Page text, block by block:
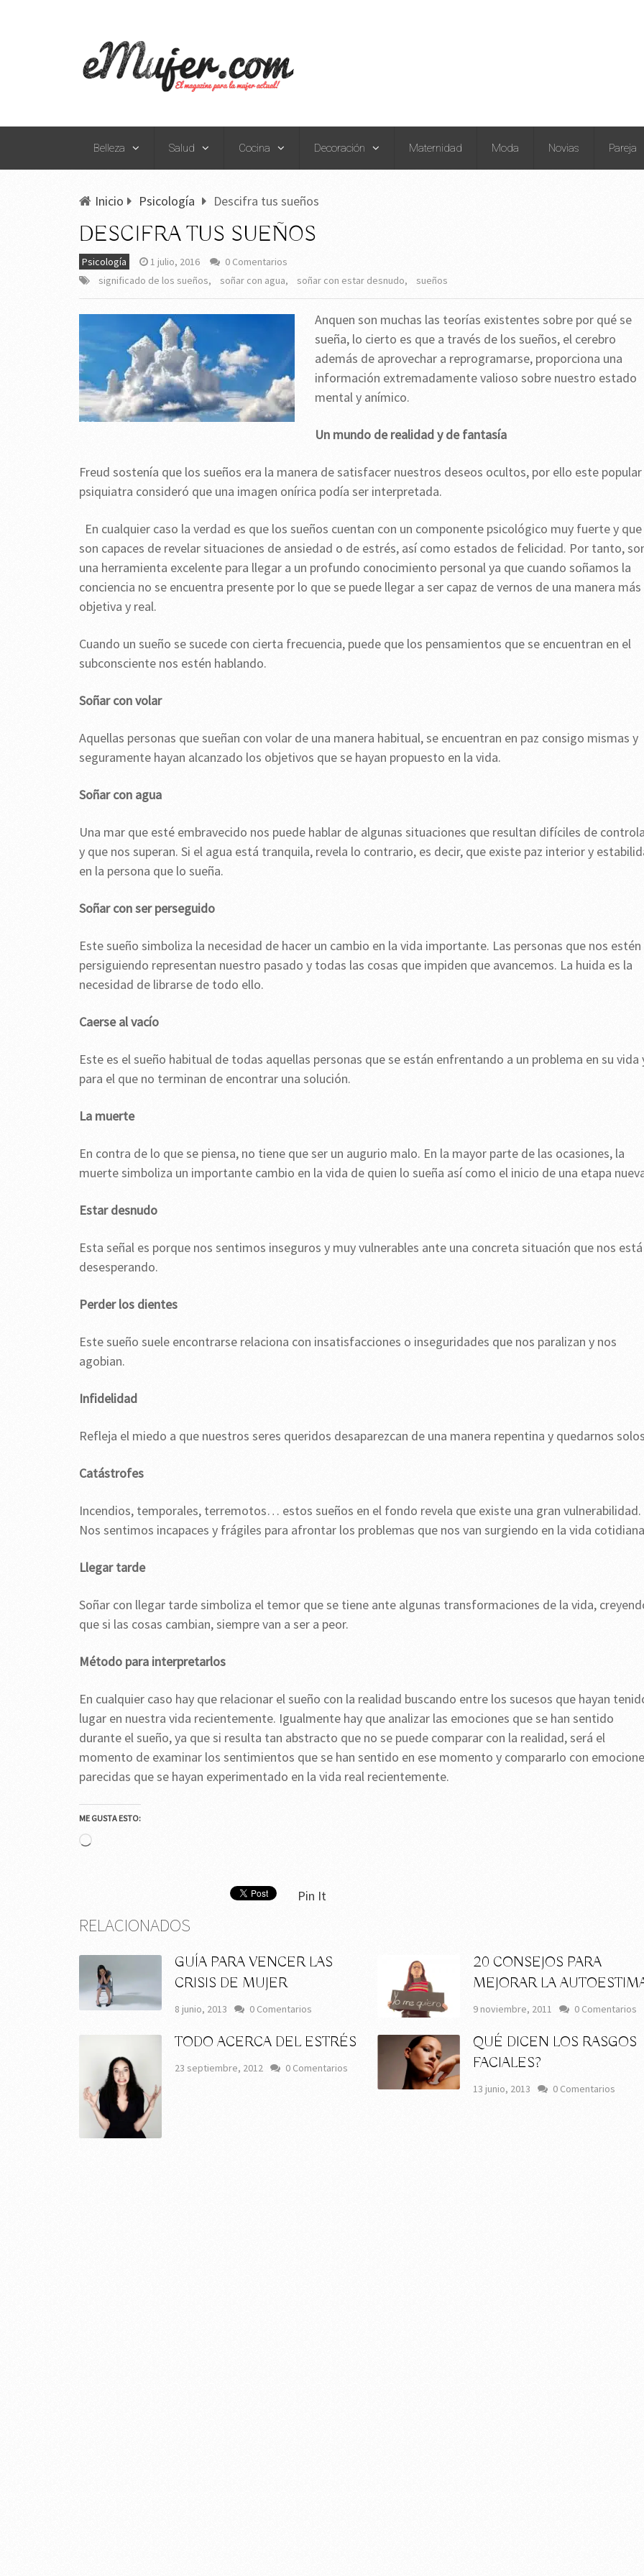
Belleza Salud Cocina Decoración Maternidad Moda Novias Pareja
Inicio Psicología Descifra tus sueños
DESCIFRA TUS SUEÑOS
Psicología 1 julio, 2016
0 Comentarios
significado de los sueños, soñar con agua, soñar con estar desnudo, sueños
Anquen son muchas las teorías existentes sobre por qué se
sueña, lo cierto es que a través de los sueños, el cerebro
además de aprovechar a reprogramarse, proporciona una
información extremadamente valioso sobre nuestro estado
mental y anímico.
Un mundo de realidad y de fantasía
Freud sostenía que los sueños era la manera de satisfacer nuestros deseos ocultos, por ello este popular
psiquiatra consideró que una imagen onírica podía ser interpretada.
En cualquier caso la verdad es que los sueños cuentan con un componente psicológico muy fuerte y que
son capaces de revelar situaciones de ansiedad o de estrés, así como estados de felicidad. Por tanto,
una herramienta excelente para llegar a un profundo conocimiento personal ya que cuando soñamos la
conciencia no se encuentra presente por lo que se puede llegar a ser capaz de vernos de una manera más
objetiva y real.
Cuando un sueño se sucede con cierta frecuencia, puede que los pensamientos que se encuentran en el
subconsciente nos estén hablando.
Soñar con volar
Aquellas personas que sueñan con volar de una manera habitual, se encuentran en paz consigo mismas y
seguramente hayan alcanzado los objetivos que se hayan propuesto en la vida.
Soñar con agua
Una mar que esté embravecido nos puede hablar de algunas situaciones que resultan difíciles de
y que nos superan. Si el agua está tranquila, revela lo contrario, es decir, que existe paz interior y
en la persona que lo sueña.
Soñar con ser perseguido
Este sueño simboliza la necesidad de hacer un cambio en la vida importante. Las personas que nos estén
persiguiendo representan nuestro pasado y todas las cosas que impiden que avancemos. La huida es la
necesidad de librarse de todo ello.
Caerse al vacío
Este es el sueño habitual de todas aquellas personas que se están enfrentando a un problema en su vida
para el que no terminan de encontrar una solución.
La muerte
En contra de lo que se piensa, no tiene que ser un augurio malo. En la mayor parte de las ocasiones, la
muerte simboliza un importante cambio en la vida de quien lo sueña así como el inicio de una etapa
Estar desnudo
Esta señal es porque nos sentimos inseguros y muy vulnerables ante una concreta situación que nos está
desesperando.
Perder los dientes
Este sueño suele encontrarse relaciona con insatisfacciones o inseguridades que nos paralizan y nos
agobian.
Infidelidad
Refleja el miedo a que nuestros seres queridos desaparezcan de una manera repentina y quedarnos
Catástrofes
Incendios, temporales, terremotos… estos sueños en el fondo revela que existe una gran vulnerabilidad.
Nos sentimos incapaces y frágiles para afrontar los problemas que nos van surgiendo en la vida
Llegar tarde
Soñar con llegar tarde simboliza el temor que se tiene ante algunas transformaciones de la vida,
que si las cosas cambian, siempre van a ser a peor.
Método para interpretarlos
En cualquier caso hay que relacionar el sueño con la realidad buscando entre los sucesos que hayan
lugar en nuestra vida recientemente. Igualmente hay que analizar las emociones que se han sentido
durante el sueño, ya que si resulta tan abstracto que no se puede comparar con la realidad, será el
momento de examinar los sentimientos que se han sentido en ese momento y compararlo con
parecidas que se hayan experimentado en la vida real recientemente.
ME GUSTA ESTO:
Cargando...
Pin It
RELACIONADOS
GUÍA PARA VENCER LAS
CRISIS DE MUJER
8 junio, 2013 0 Comentarios
20 CONSEJOS PARA
MEJORAR LA
9 noviembre, 2011 0 Comentarios
TODO ACERCA DEL ESTRÉS
23 septiembre, 2012 0 Comentarios
QUÉ DICEN LOS RASGOS
FACIALES?
13 junio, 2013 0 Comentarios